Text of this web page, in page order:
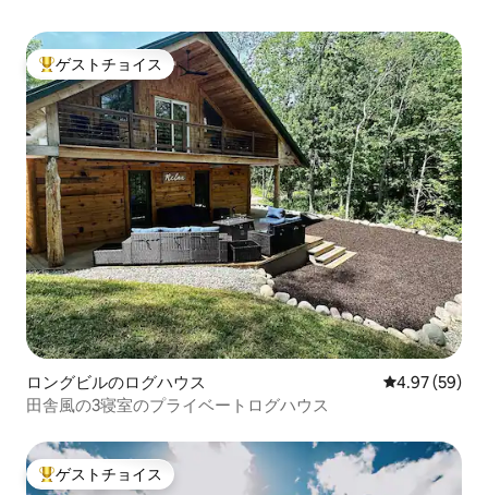
大好評のゲストチョイスです。
ゲストチョイス
ロングビルのログハウス レビュー59
4.97 (59)
田舎風の3寝室のプライベートログハウス
大好評のゲストチョイスです。
ゲストチョイス